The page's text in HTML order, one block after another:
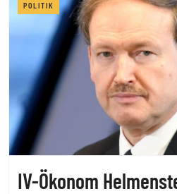
POLITIK
IV-Ökonom